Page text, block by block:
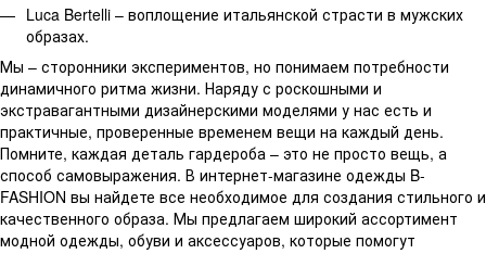
Luca Bertelli – воплощение итальянской страсти в мужских
образах.
Мы – сторонники экспериментов, но понимаем потребности
динамичного ритма жизни. Наряду с роскошными и
экстравагантными дизайнерскими моделями у нас есть и
практичные, проверенные временем вещи на каждый день.
Помните, каждая деталь гардероба – это не просто вещь, а
способ самовыражения. В интернет-магазине одежды B-
FASHION вы найдете все необходимое для создания стильного и
качественного образа. Мы предлагаем широкий ассортимент
модной одежды, обуви и аксессуаров, которые помогут